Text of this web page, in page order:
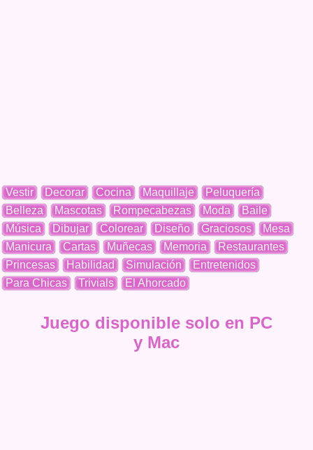
Vestir Decorar Cocina Maquillaje
Peluquería
Belleza
Mascotas Rompecabezas Moda
Baile
Música
Dibujar Colorear Diseño Graciosos
Mesa
Manicura
Cartas Muñecas Memoria
Restaurantes
Princesas
Habilidad Simulación
Entretenidos
Para Chicas
Trivials El Ahorcado
Juego disponible solo en PC
y Mac